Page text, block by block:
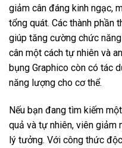
giảm cân đáng kinh ngạc,
tổng quát. Các thành phần
giúp tăng cường chức
cân một cách tự nhiên và
bụng Graphico còn có tác
năng lượng cho cơ thể.
Nếu bạn đang tìm kiếm
quả và tự nhiên, viên giảm
lý tưởng. Với công thức